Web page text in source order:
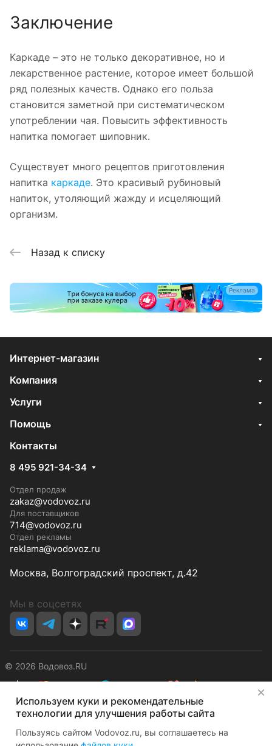
Заключение
Каркаде – это не только декоративное, но и
лекарственное растение, которое имеет большой
ряд полезных качеств. Однако его польза
становится заметной при систематическом
употреблении чая. Повысить эффективность
напитка помогает шиповник.
Существует много рецептов приготовления
напитка каркаде. Это красивый рубиновый
напиток, утоляющий жажду и исцеляющий
организм.
Назад к списку
Реклама
Интернет-магазин
Компания
Услуги
Помощь
Контакты
8 495 921-34-34
Отдел продаж
zakaz@vodovoz.ru
Для поставщиков
714@vodovoz.ru
Отдел рекламы
reklama@vodovoz.ru
Москва, Волгоградский проспект, д.42
Мы в соцсетях
© 2026 Водовоз.RU
КонфиденциальностьОферта
Используем куки и рекомендательные
технологии для улучшения работы сайта
Пользуясь сайтом Vodovoz.ru, вы соглашаетесь на